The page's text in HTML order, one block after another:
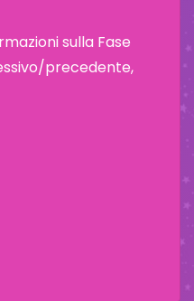
sulla Fase
precedente,